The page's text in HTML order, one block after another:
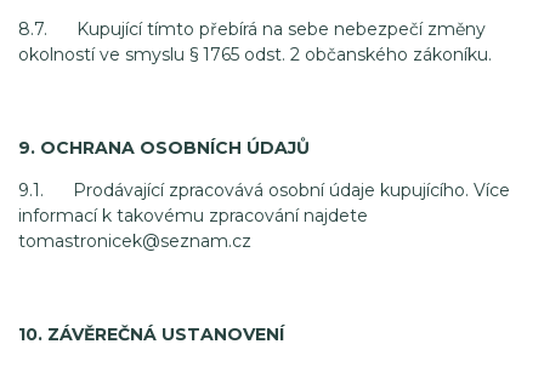
8.7. Kupující tímto přebírá na sebe nebezpečí změny
okolností ve smyslu § 1765 odst. 2 občanského zákoníku.
9. OCHRANA OSOBNÍCH ÚDAJŮ
9.1. Prodávající zpracovává osobní údaje kupujícího. Více
informací k takovému zpracování najdete
tomastronicek@seznam.cz
10. ZÁVĚREČNÁ USTANOVENÍ